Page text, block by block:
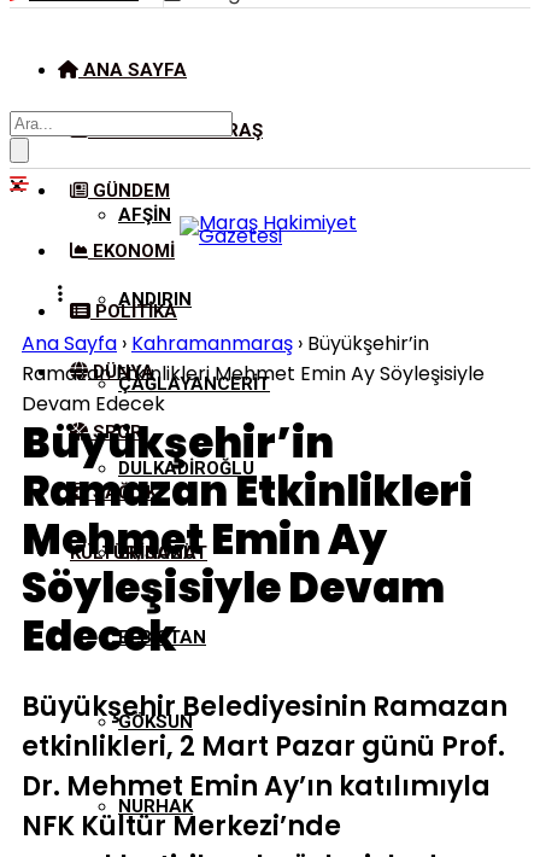
ANA SAYFA
KAHRAMANMARAŞ
AFŞIN
ANDIRIN
ÇAĞLAYANCERIT
DULKADIROĞLU
EKINÖZÜ
ELBISTAN
GÖKSUN
NURHAK
GÜNDEM
EKONOMI
POLITIKA
DÜNYA
SPOR
SAĞLIK
KÜLTÜR/SANAT
Ana Sayfa › Kahramanmaraş › Büyükşehir’in
Ramazan Etkinlikleri Mehmet Emin Ay Söyleşisiyle
Devam Edecek
Büyükşehir’in
Ramazan Etkinlikleri
Mehmet Emin Ay
Söyleşisiyle Devam
Edecek
Büyükşehir Belediyesinin Ramazan
etkinlikleri, 2 Mart Pazar günü Prof.
Dr. Mehmet Emin Ay’ın katılımıyla
NFK Kültür Merkezi’nde